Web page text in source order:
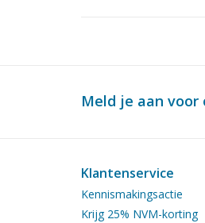
Meld je aan voor
Klantenservice
Kennismakingsactie
Krijg 25% NVM-korting